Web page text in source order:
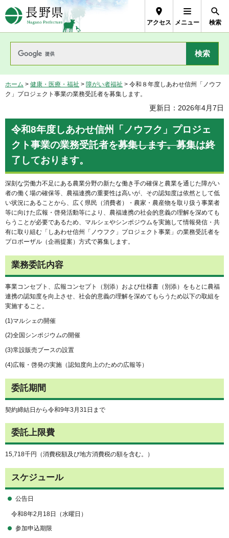
長野県Nagano Prefecture
アクセス メニュー 検索
ホーム > 健康・医療・福祉 > 障がい者福祉 > 令和８年度しあわせ信州「ノウフ
ク」プロジェクト事業の業務受託者を募集します。
更新日：2026年4月7日
令和8年度しあわせ信州「ノウフク」プロジェ
クト事業の業務受託者を募集します。募集は終
了しております。
深刻な労働力不足にある農業分野の新たな働き手の確保と農業を通じた障がい
者の働く場の確保等、農福連携の重要性は高いが、その認知度は依然として低
い状況にあることから、広く県民（消費者）・農家・農産物を取り扱う事業者
等に向けた広報・啓発活動等により、農福連携の社会的意義の理解を深めても
らうことが必要であるため、マルシェやシンポジウムを実施して情報発信・共
有に取り組む「しあわせ信州「ノウフク」プロジェクト事業」の業務受託者を
プロポーザル（企画提案）方式で募集します。
業務委託内容
事業コンセプト、広報コンセプト（別添）および仕様書（別添）をもとに農福
連携の認知度を向上させ、社会的意義の理解を深めてもらうため以下の取組を
実施すること。
(1)マルシェの開催
(2)全国シンポジウムの開催
(3)常設販売ブースの設置
(4)広報・啓発の実施（認知度向上のための広報等）
委託期間
契約締結日から令和9年3月31日まで
委託上限費
15,718千円（消費税額及び地方消費税の額を含む。）
スケジュール
公告日
令和8年2月18日（水曜日）
参加申込期限